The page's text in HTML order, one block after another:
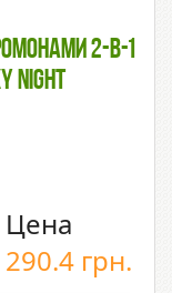
2-В-1
Night
Цена
290.4 грн.